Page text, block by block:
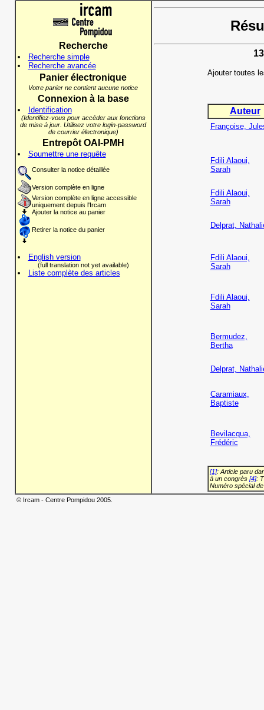
Recherche
Recherche simple
Recherche avancée
Panier électronique
Votre panier ne contient aucune notice
Connexion à la base
Identification
(Identifiez-vous pour accéder aux fonctions
de mise à jour. Utilisez votre login-password
de courrier électronique)
Entrepôt OAI-PMH
Soumettre une requête
Consulter la notice détaillée
Version complète en ligne
Version complète en ligne accessible
uniquement depuis l'Ircam
Ajouter la notice au panier
Retirer la notice du panier
English version
(full translation not yet available)
Liste complète des articles
Ajouter toutes
Auteur
Françoise,
Fdili Alaoui,
Sarah
Fdili Alaoui,
Sarah
Delprat,
Fdili Alaoui,
Sarah
Fdili Alaoui,
Sarah
Bermudez,
Bertha
Delprat,
Caramiaux,
Baptiste
Bevilacqua,
Frédéric
[1]: Article paru
à un congrès [4]:
Numéro spécial
© Ircam - Centre Pompidou 2005.